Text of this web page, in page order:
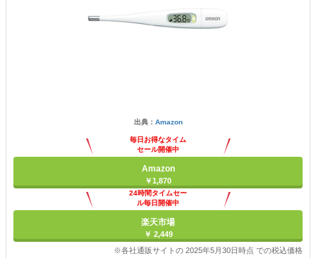
出典： Amazon
毎日お得なタイム
セール開催中
Amazon
￥1,870
24時間タイムセー
ル毎日開催中
楽天市場
￥ 2,449
※各社通販サイトの 2025年5月30日時点 での税込価格